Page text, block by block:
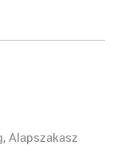
Alapszakasz